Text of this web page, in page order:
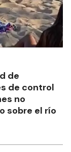
de
de control
no
sobre el río